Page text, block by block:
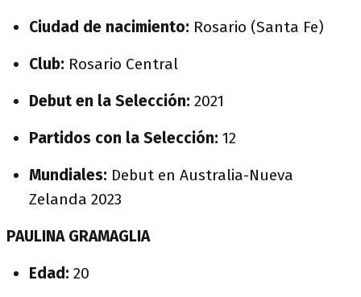
Ciudad de nacimiento: Rosario (Santa Fe)
Club: Rosario Central
Debut en la Selección: 2021
Partidos con la Selección: 12
Mundiales: Debut en Australia-Nueva
Zelanda 2023
PAULINA GRAMAGLIA
Edad: 20